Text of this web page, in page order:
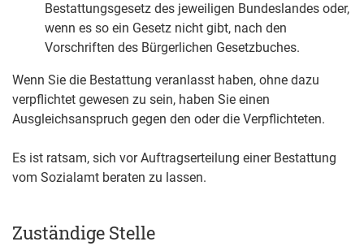
Bestattungsgesetz des jeweiligen Bundeslandes oder,
wenn es so ein Gesetz nicht gibt, nach den
Vorschriften des Bürgerlichen Gesetzbuches.
Wenn Sie die Bestattung veranlasst haben, ohne dazu
verpflichtet gewesen zu sein, haben Sie einen
Ausgleichsanspruch gegen den oder die Verpflichteten.
Es ist ratsam, sich vor Auftragserteilung einer Bestattung
vom Sozialamt beraten zu lassen.
Zuständige Stelle